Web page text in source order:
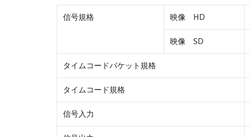
信号規格 映像 HD
映像 SD
タイムコードパケット規格
タイムコード規格
信号入力